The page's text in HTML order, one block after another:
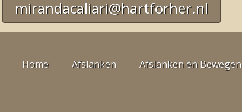
mirandacaliari@hartforher.nl
Home Afslanken Afslanken én Bewegen